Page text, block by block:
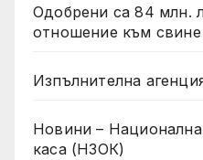
Одобрени са 84 млн.
отношение към
Изпълнителна
Новини –
каса (НЗОК)